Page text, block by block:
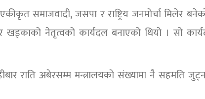
समाजवादी, जसपा र राष्ट्रिय जनमोर्चा मिलेर
खड्काको नेतृत्वको कार्यदल बनाएको थियो । सो
राति अबेरसम्म मन्त्रालयको संख्यामा नै सहमति